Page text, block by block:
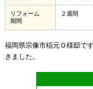
リフォーム
期間
２週間
福岡県宗像市稲元Ｏ様邸で
きました。